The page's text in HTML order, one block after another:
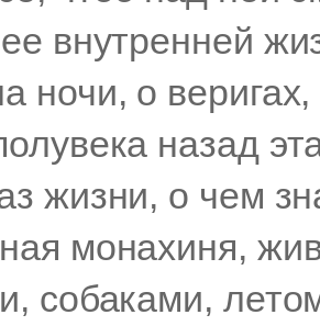
внутренней
ночи, о
назад
жизни, о чем
монахиня,
собаками,